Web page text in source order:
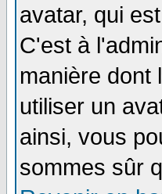
avatar, qui
C'est à
manière dont
utiliser un
ainsi, vous
sommes sûr